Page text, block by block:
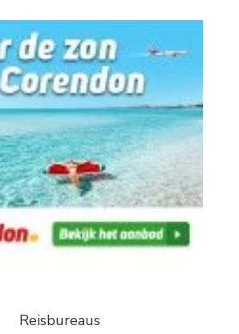
Reisbureaus